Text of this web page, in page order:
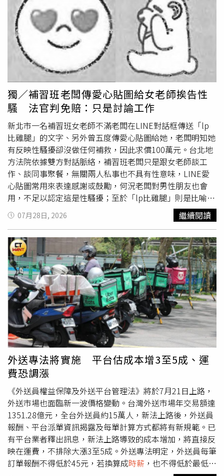
慣多次進場看電影，而自己則重視時間效率與即時享受。在
意識到問題所在後，愛莉莎莎還進一步向婚姻經營有成的好
友求教，盼找到不傷感情的解法。經過已婚閨密的點撥，愛
莉莎莎理解到先前直白表達「沉沒成本」的論點容易傷害對
方尊嚴；閨密建議她轉化說詞，改為表達自己極度珍惜兩人
共度的約會時光，因此希望每一次相處都能擁有最高品質的
體驗，而非單純為省錢而妥協。返家後的愛莉莎莎調整態度
重新表達心聲，竇聽完隨即送上擁抱並承諾未來都會給予最
好待遇。對此，愛莉莎莎坦言這次經驗讓她獲益良多，體悟
到感情中無須急於爭論對錯或指責對方，學會以讓彼此舒適
的方式傳遞內心需求，就能避免許多無謂的摩擦。 在
Instagram 查看這則貼文 從 Instagram 分享的貼文
獨／補習班老闆傳愛心貼圖給女老師挨告性
騷 法官判免賠：只是討論工作
新北市一名補習班女老師不滿老闆在LINE對話框傳送「lp
比雞腿」的文字、另外曾五度傳愛心貼圖給她，老闆明知她
有反映性騷擾卻沒做任何補救，因此求償100萬元。台北地
方法院依據雙方對話脈絡，補習班老闆只是跟女老師談工
作、談同事聚餐，無關兩人私事也不具有性意味，LINE愛
心貼圖常用來表達感謝或鼓勵，何況老闆對男性朋友也會
用，不足以認定這是性騷擾；至於「lp比雞腿」則是比喻女
老師跟其他老師的認真程度完全不能比，言語雖粗俗但並非
性騷，所以判決免賠。本案女老師在這家補習班任職10個
月，第一次「愛心貼圖事件」，女老師私訊老闆幫忙更正上
課時數，當她說完感謝之後，老闆傳「小熊愛心」圖；第二
次「愛心貼圖事件」發生在補習班70人群組，女老師因調課
需確認教室，同樣是講完謝謝，老闆傳了「饅頭人愛心」；
第三次「愛心貼圖事件」則是兩人對話框，老闆先傳年終餐
會邀請卡的圖片，女老師回了「超棒的」貼圖，老闆再傳
「小熊愛心」；第四次「愛心貼圖事件」也是私訊情境，女
老師請老闆更改授課時數，老闆回答休假中晚上看，女老師
回覆「了解」圖，老闆回傳「小熊愛心」圖；第五次「愛心
貼圖事件」，女老師提供銀行帳戶給老闆匯款，老闆回她晚
上轉、人在國外，女老師說沒問題之後，老闆以「饅頭人愛
心」作結。「lp事件」發生在女老師最後一天上班，她和老
闆用LINE對話超過2小時，抱怨老闆常批評她教不好、讓她
沒學生可教，談到時薪行情時，老闆說「我以為你都要
1000以上」、「我把你畫在1000的區塊」，女老師回覆
「之前那個拿多益題目給他寫的，也是跟我拿一樣的錢，
1000高中在你這邊也不算高吧」，老闆回答「我想說儘量
塞1000給你，不然你那麼認真，我自己都不好意思」、
「沒喔 ，他只拿600，但你們兩個認真程度完全不同，完全
『lp比雞腿』不一樣」。女老師提告控訴老闆多次性騷擾，
07月28日, 2026 繼續閱讀
外送專法將實施 平台估成本增3至5成、運
費恐調漲
《外送員權益保障及外送平台管理法》將於7月21日上路，
外送市場也面臨新一波價格變動。台灣外送市場年交易額達
1351.28億元，全台外送員約15萬人，新法上路後，外送員
報酬、平台派單資訊揭露及每單計算方式都將有新規範。已
有平台業者釋出訊息，新法上路導致的成本增加，將直接反
映在運費，不排除大漲3至5成。外送專法明定，外送員每筆
訂單報酬不得低於45元，若換算成時薪 ，也不得低於最低工